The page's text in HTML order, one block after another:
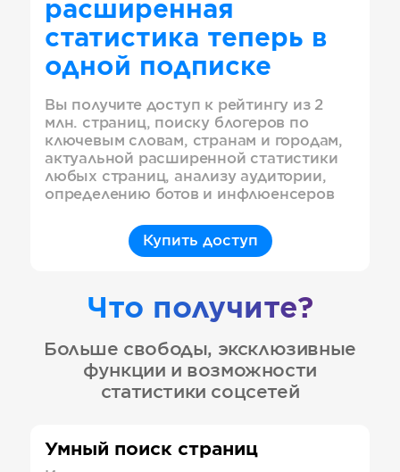
расширенная
статистика теперь в
одной подписке
Вы получите доступ к рейтингу из 2
млн. страниц, поиску блогеров по
ключевым словам, странам и городам,
актуальной расширенной статистики
любых страниц, анализу аудитории,
определению ботов и инфлюенсеров
Купить доступ
Что получите?
Больше свободы, эксклюзивные
функции и возможности
статистики соцсетей
Умный поиск страниц